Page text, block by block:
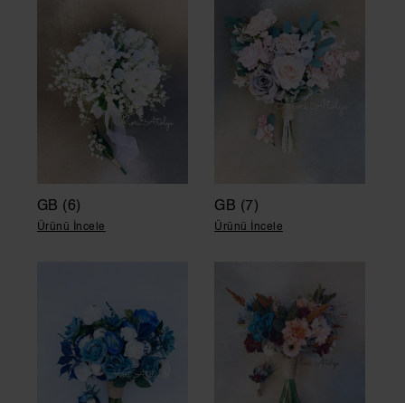
GB (6)
Ürünü İncele
GB (7)
Ürünü İncele